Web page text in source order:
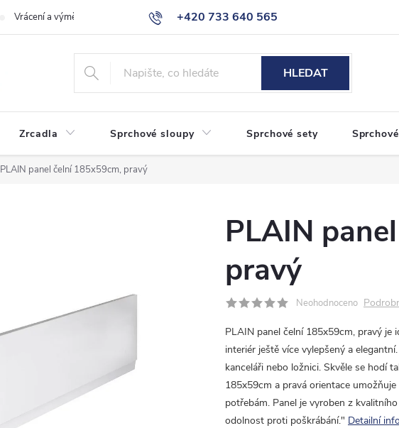
+420 733 640 565
info@eshop-sanita.cz
Vrácení a výměna zboží Reklamace Obchodní podmínky
HLEDAT
Zrcadla Sprchové sloupy Sprchové sety
PLAIN panel čelní 185x59cm, pravý
PLAIN
pravý
Neohodnoceno
PLAIN panel čelní 185x59cm, pravý
interiér ještě více vylepšený a
kanceláři nebo ložnici. Skvěle se hodí
185x59cm a pravá orientace
potřebám. Panel je vyroben z
odolnost proti poškrábání." Detailní